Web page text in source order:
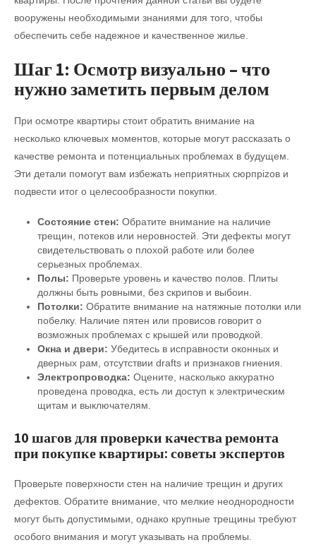
вооружены необходимыми знаниями для того, чтобы
обеспечить себе надежное и качественное жилье.
Шаг 1: Осмотр визуально – что
нужно заметить первым делом
При осмотре квартиры стоит обратить внимание на
несколько ключевых моментов, которые могут рассказать о
качестве ремонта и потенциальных проблемах в будущем.
Эти детали помогут вам избежать неприятных сюрпрizов и
подвести итог о целесообразности покупки.
Состояние стен: Обратите внимание на наличие
трещин, потеков или неровностей. Эти дефекты могут
свидетельствовать о плохой работе или более
серьезных проблемах.
Полы: Проверьте уровень и качество полов. Плиты
должны быть ровными, без скрипов и выбоин.
Потолки: Обратите внимание на натяжные потолки или
побелку. Наличие пятен или провисов говорит о
возможных проблемах с крышей или проводкой.
Окна и двери: Убедитесь в исправности оконных и
дверных рам, отсутствии drafts и признаков гниения.
Электропроводка: Оцените, насколько аккуратно
проведена проводка, есть ли доступ к электрическим
щитам и выключателям.
10 шагов для проверки качества ремонта
при покупке квартиры: советы экспертов
Проверьте поверхности стен на наличие трещин и других
дефектов. Обратите внимание, что мелкие неоднородности
могут быть допустимыми, однако крупные трещины требуют
особого внимания и могут указывать на проблемы.